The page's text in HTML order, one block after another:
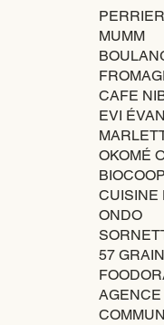
MUMM
CAFE
EVI
OKOMÉ
BIOCOOP
CUISINE
ONDO
57